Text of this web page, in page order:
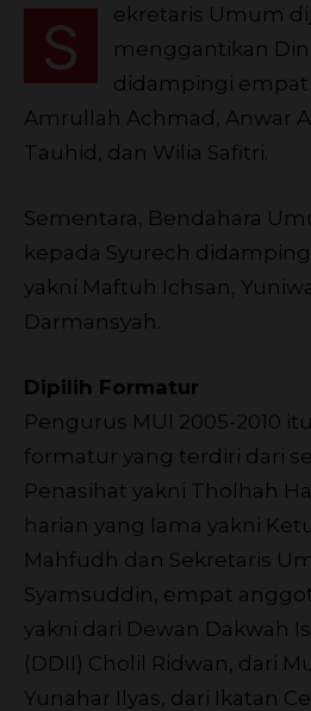
S
ekretaris Umum
menggantikan Din
didampingi empat
Amrullah Achmad, Anwar
Tauhid, dan Wilia Safitri.
Sementara, Bendahara
kepada Syurech
yakni Maftuh Ichsan,
Darmansyah.
Dipilih Formatur
Pengurus MUI 2005-2010
formatur yang terdiri dari
Penasihat yakni Tholhah
harian yang lama yakni
Mahfudh dan Sekretaris
Syamsuddin, empat
yakni dari Dewan Dakwah
(DDII) Cholil Ridwan, dari
Yunahar Ilyas, dari Ikatan